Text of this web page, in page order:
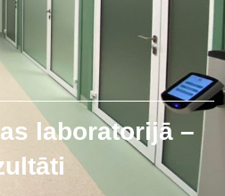
laboratorijā –